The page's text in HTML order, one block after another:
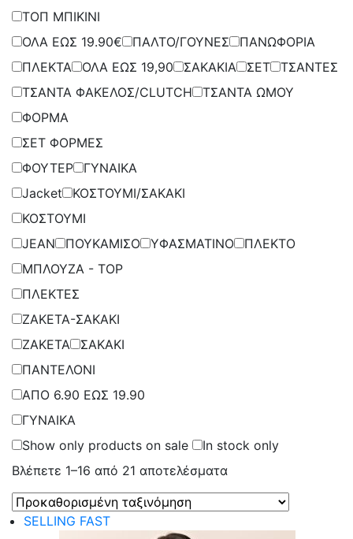
ΤΟΠ ΜΠΙΚΙΝΙ
ΟΛΑ ΕΩΣ 19.90€
ΠΑΛΤΟ/ΓΟΥΝΕΣ
ΠΑΝΩΦΟΡΙΑ
ΠΛΕΚΤΑ
ΟΛΑ ΕΩΣ 19,90 ΣΑΚΑΚΙΑ ΣΕΤ
ΤΣΑΝΤΕΣ
ΤΣΑΝΤΑ ΦΑΚΕΛΟΣ/CLUTCH
ΤΣΑΝΤΑ ΩΜΟΥ
ΦΟΡΜΑ
ΣΕΤ ΦΟΡΜΕΣ
ΦΟΥΤΕΡ
ΓΥΝΑΙΚΑ
Jacket
ΚΟΣΤΟΥΜΙ/ΣΑΚΑΚΙ
ΚΟΣΤΟΥΜΙ
JEAN
ΠΟΥΚΑΜΙΣΟ ΥΦΑΣΜΑΤΙΝΟ
ΠΛΕΚΤΟ
ΜΠΛΟΥΖΑ - TOP
ΠΛΕΚΤΕΣ
ΖΑΚΕΤΑ-ΣΑΚΑΚΙ
ΖΑΚΕΤΑ
ΣΑΚΑΚΙ
ΠΑΝΤΕΛΟΝΙ
ΑΠΟ 6.90 ΕΩΣ 19.90
ΓΥΝΑΙΚΑ
Show only products on sale
In stock only
Βλέπετε 1–16 από 21 αποτελέσματα
SELLING FAST